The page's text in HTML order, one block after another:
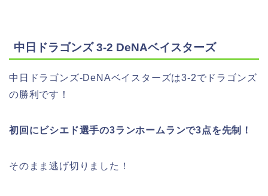
中日ドラゴンズ 3-2 DeNAベイスターズ
中日ドラゴンズ-DeNAベイスターズは3-2でドラゴンズ
の勝利です！
初回にビシエド選手の3ランホームランで3点を先制！
そのまま逃げ切りました！